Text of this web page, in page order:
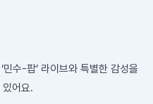
민수-팝’ 라이브와 특별한 감성을
어요.